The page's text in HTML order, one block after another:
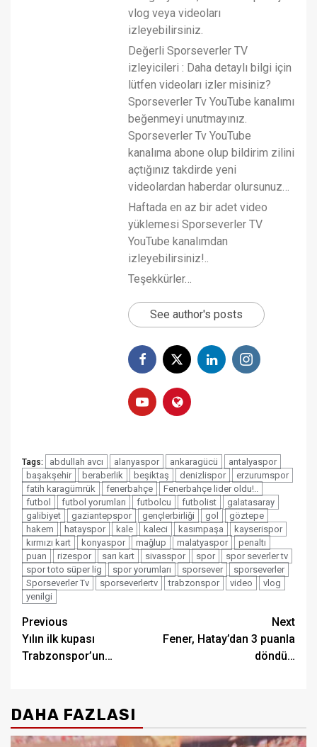
vlog veya videoları
izleyebilirsiniz.
Değerli Sporseverler TV
izleyicileri : Daha detaylı bilgi için
lütfen videoları izler misiniz?
Sporseverler Tv YouTube kanalımı
beğenmeyi unutmayınız.
Sporseverler Tv YouTube
kanalıma abone olup bildirim zilini
açtığınız takdirde yeni
videolardan haberdar olursunuz…
Haftada en az bir adet video
yüklemesi Sporseverler TV
YouTube kanalımdan
izleyebilirsiniz!..
Teşekkürler…
See author's posts
Tags: abdullah avcı alanyaspor ankaragücü
antalyaspor
başakşehir
beraberlik beşiktaş denizlispor
erzurumspor
fatih karagümrük
fenerbahçe
Fenerbahçe lider oldu!..
futbol
futbol yorumları futbolcu futbolist
galatasaray
galibiyet
gaziantepspor gençlerbirliği gol
göztepe
hakem
hatayspor kale kaleci kasımpaşa
kayserispor
kırmızı kart
konyaspor mağlup malatyaspor
penaltı
puan
rizespor sarı kart sivasspor spor
spor severler tv
spor toto süper lig
spor yorumları sporsever
sporseverler
Sporseverler Tv
sporseverlertv trabzonspor video
vlog
yenilgi
Post
navigation
Previous
Yılın ilk kupası
Trabzonspor’un…
Next
Fener, Hatay’dan 3 puanla
döndü…
DAHA FAZLASI